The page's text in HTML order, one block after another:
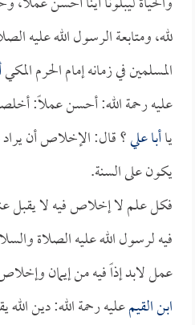
لله، ومتابعة الرسول الله عليه
المسلمين في زمانه إمام الحرم المكي
عليه رحمة الله: أحسن عملاً:
ياأبا علي؟ قال: الإخلاص أن
يكون على السنة.
فكل علم لا إخلاص فيه لا يقبل
فيه لرسول الله عليه الصلاة
عمل لابد إذاً فيه من إيمان
ابن القيمعليه رحمة الله: دين الله